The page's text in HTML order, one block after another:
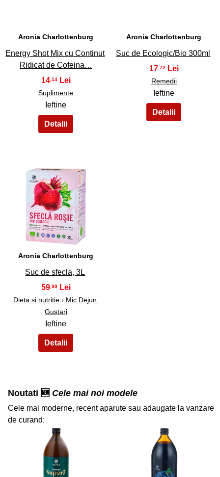
Aronia Charlottenburg
Energy Shot Mix cu Continut
Ridicat de Cofeina…
14 ,14
Suplimente
Ieftine
Aronia Charlottenburg
Suc de Ecologic/Bio 300ml
17,72
Remedii
Ieftine
35
Aronia Charlottenburg
Suc de sfecla, 3L
59,99
Dieta si nutritie› Mic Dejun,
Gustari
Ieftine
Noutati 🆕 Cele mai noi modele
Cele mai moderne, recent aparute sau adaugate la vanzare
de curand:
36 37